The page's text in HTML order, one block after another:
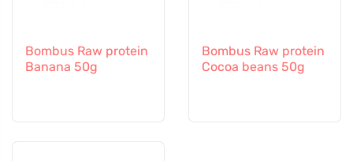
Bombus Raw protein
Banana 50g
Bombus Raw protein
Cocoa beans 50g